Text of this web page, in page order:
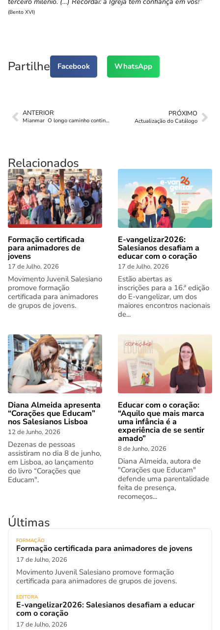
(Bento XVI)
Partilhe Facebook WhatsApp
ANTERIOR
Mianmar  O longo caminho continua
PRÓXIMO
Actualização do Catálogo
Relacionados
Formação certificada
para animadores de
jovens
17 de Julho, 2026
Movimento Juvenil Salesiano
promove formação
certificada para animadores
de grupos de jovens.
E-vangelizar2026:
Salesianos desafiam a
educar com o coração
17 de Julho, 2026
Estão abertas as
inscrições para a 16.ª edição
do E-vangelizar, um dos
maiores encontros nacionais
de...
Diana Almeida apresenta
“Corações que Educam”
nos Salesianos Lisboa
12 de Junho, 2026
Dezenas de pessoas
assistiram no dia 8 de junho,
em Lisboa, ao lançamento
do livro “Corações que
Educam".
Educar com o coração:
“Aquilo que mais marca
uma infância é a
experiência de se sentir
amado”
8 de Junho, 2026
Diana Almeida, autora de
"Corações que Educam"
defende uma parentalidade
feita de presença,
recomeços...
Últimas
FORMAÇÃO
Formação certificada para animadores de jovens
17 de Julho, 2026
Movimento Juvenil Salesiano promove formação
certificada para animadores de grupos de jovens.
EDITORA
E-vangelizar2026: Salesianos desafiam a educar
com o coração
17 de Julho, 2026